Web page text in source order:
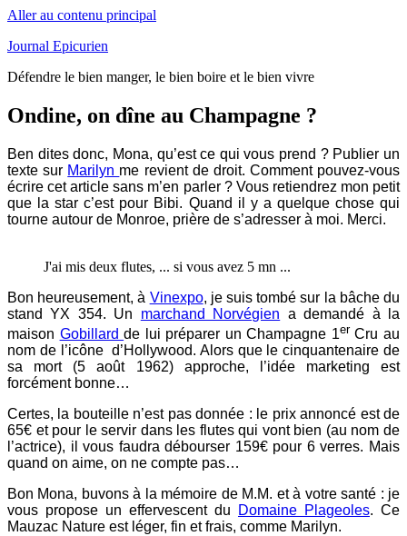
Aller au contenu principal
Journal Epicurien
Défendre le bien manger, le bien boire et le bien vivre
Ondine, on dîne au Champagne ?
Ben dites donc, Mona, qu’est ce qui vous prend ? Publier un
texte sur Marilyn me revient de droit. Comment pouvez-vous
écrire cet article sans m’en parler ? Vous retiendrez mon petit
que la star c’est pour Bibi. Quand il y a quelque chose qui
tourne autour de Monroe, prière de s’adresser à moi. Merci.
J'ai mis deux flutes, ... si vous avez 5 mn ...
Bon heureusement, à Vinexpo, je suis tombé sur la bâche du
stand YX 354. Un marchand Norvégien a demandé à la
maison Gobillardde lui préparer un Champagne 1er Cru au
nom de l’icône d’Hollywood. Alors que le cinquantenaire de
sa mort (5 août 1962) approche, l’idée marketing est
forcément bonne…
Certes, la bouteille n’est pas donnée : le prix annoncé est de
65€ et pour le servir dans les flutes qui vont bien (au nom de
l’actrice), il vous faudra débourser 159€ pour 6 verres. Mais
quand on aime, on ne compte pas…
Bon Mona, buvons à la mémoire de M.M. et à votre santé : je
vous propose un effervescent du
Domaine Plageoles. Ce
Mauzac Nature est léger, fin et frais, comme Marilyn.